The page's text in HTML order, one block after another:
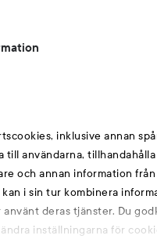
inklusive annan
användarna,
och annan information
i sin tur kombinera
deras tjänster. Du
inställningarna för
of the World
gillar